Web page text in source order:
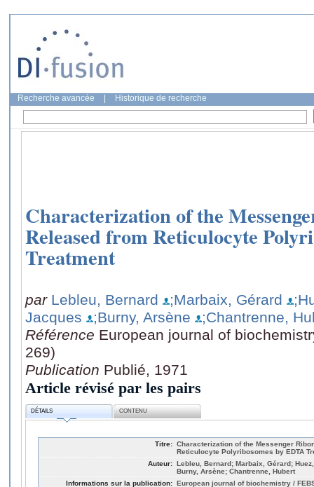
Recherche avancée Historique de recherche
Characterization of the
Released from Reticulocyte
Treatment
par Lebleu, Bernard ;Marbaix, Gérard
Jacques
;Burny, Arsène
;Chantrenne,
Référence European journal of
269)
Publication Publié, 1971
Article révisé par les pairs
DÉTAILS CONTENU
Titre: Characterization of the Messenger
Reticulocyte Polyribosomes by EDTA
Auteur: Lebleu, Bernard; Marbaix, Gérard;
Burny, Arsène; Chantrenne, Hubert
Informations sur la publication: European journal of biochemistry /